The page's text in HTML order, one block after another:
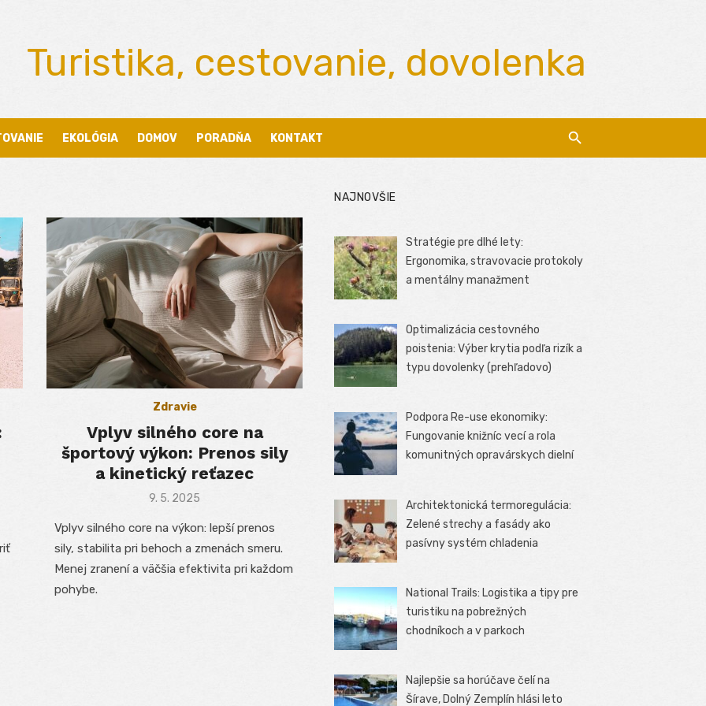
Turistika, cestovanie, dovolenka
EKOLÓGIA DOMOV PORADŇA KONTAKT
Zdravie
Vplyv silného core na
športový výkon: Prenos sily
a kinetický reťazec
Posted
9. 5. 2025
Vplyv silného core na výkon: lepší prenos
sily, stabilita pri behoch a zmenách smeru.
Menej zranení a väčšia efektivita pri každom
pohybe.
NAJNOVŠIE
Stratégie pre dlhé lety:
Ergonomika, stravovacie protokoly
a mentálny manažment
Optimalizácia cestovného
poistenia: Výber krytia podľa rizík a
typu dovolenky (prehľadovo)
Podpora Re-use ekonomiky:
Fungovanie knižníc vecí a rola
komunitných opravárskych dielní
Architektonická termoregulácia:
Zelené strechy a fasády ako
pasívny systém chladenia
National Trails: Logistika a tipy pre
turistiku na pobrežných
chodníkoch a v parkoch
Najlepšie sa horúčave čelí na
Šírave, Dolný Zemplín hlási leto